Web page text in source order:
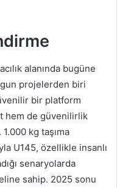
alanında bugüne
projelerden biri
bir platform
hem de güvenilirlik
kg taşıma
U145, özellikle insanlı
senaryolarda
sahip. 2025 sonu